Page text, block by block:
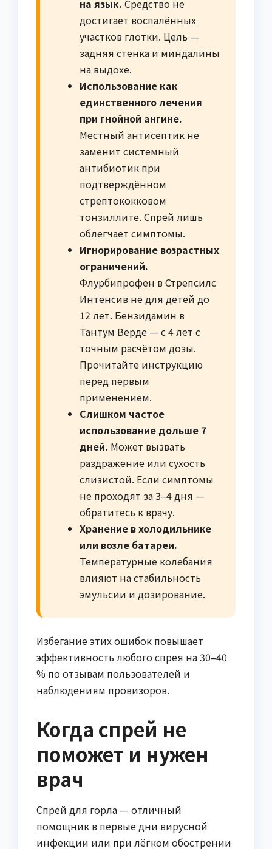
на язык. Средство не
достигает воспалённых
участков глотки. Цель —
задняя стенка и миндалины
на выдохе.
Использование как
единственного лечения
при гнойной ангине.
Местный антисептик не
заменит системный
антибиотик при
подтверждённом
стрептококковом
тонзиллите. Спрей лишь
облегчает симптомы.
Игнорирование возрастных
ограничений.
Флурбипрофен в Стрепсилс
Интенсив не для детей до
12 лет. Бензидамин в
Тантум Верде — с 4 лет с
точным расчётом дозы.
Прочитайте инструкцию
перед первым
применением.
Слишком частое
использование дольше 7
дней. Может вызвать
раздражение или сухость
слизистой. Если симптомы
не проходят за 3–4 дня —
обратитесь к врачу.
Хранение в холодильнике
или возле батареи.
Температурные колебания
влияют на стабильность
эмульсии и дозирование.
Избегание этих ошибок повышает
эффективность любого спрея на 30–40
% по отзывам пользователей и
наблюдениям провизоров.
Когда спрей не
поможет и нужен
врач
Спрей для горла — отличный
помощник в первые дни вирусной
инфекции или при лёгком обострении